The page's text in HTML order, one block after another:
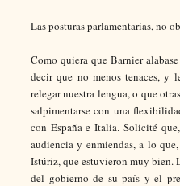
Las posturas parlamentarias, no
Como quiera que Barnier
decir que no menos tenaces, y
relegar nuestra lengua, o que
salpimentarse con una
con España e Italia. Solicité
audiencia y enmiendas, a lo
Istúriz, que estuvieron muy bien.
del gobierno de su país y el